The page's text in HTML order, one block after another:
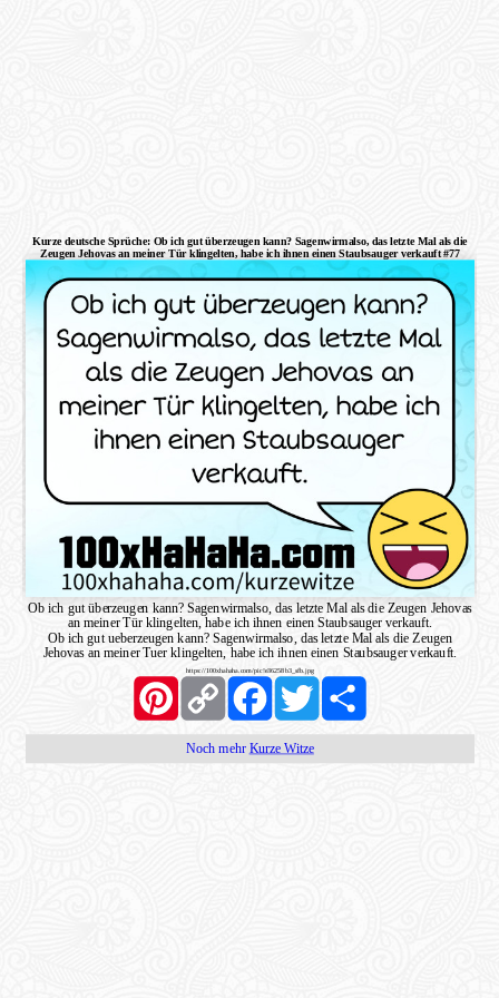
Kurze deutsche Sprüche: Ob ich gut überzeugen kann? Sagenwirmalso, das letzte Mal als die
Zeugen Jehovas an meiner Tür klingelten, habe ich ihnen einen Staubsauger verkauft #77
Ob ich gut überzeugen kann? Sagenwirmalso, das letzte Mal als die Zeugen Jehovas
an meiner Tür klingelten, habe ich ihnen einen Staubsauger verkauft.
Ob ich gut ueberzeugen kann? Sagenwirmalso, das letzte Mal als die Zeugen
Jehovas an meiner Tuer klingelten, habe ich ihnen einen Staubsauger verkauft.
https://100xhahaha.com/pic!e36258b3_sfb.jpg
PinterestCopy
Link
FacebookTwitter Share
Noch mehr Kurze Witze